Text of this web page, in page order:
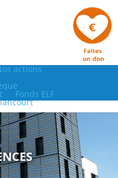
actions
Fonds ELF